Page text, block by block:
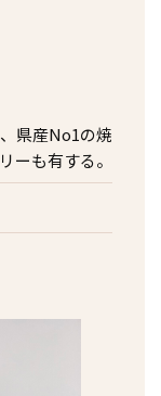
県産No1の焼
ーも有する。